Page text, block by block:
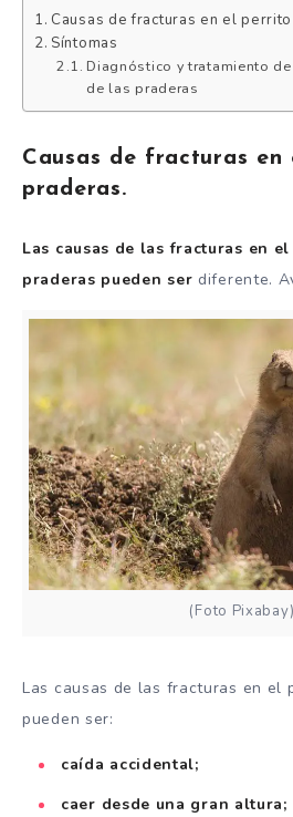
Causas de fracturas en el
Síntomas
Diagnóstico y tratamiento
de las praderas
Causas de fracturas
praderas.
Las causas de las fracturas en
praderas pueden ser diferente.
(Foto Pixabay)
Las causas de las fracturas en el
pueden ser:
caída accidental;
caer desde una gran altura;